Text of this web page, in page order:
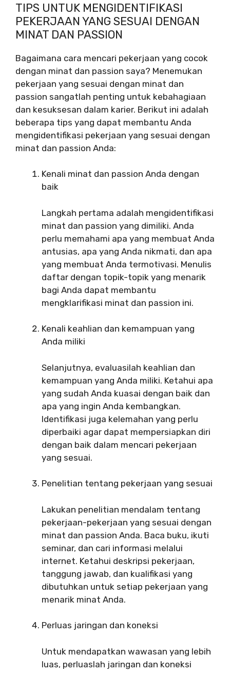
TIPS UNTUK MENGIDENTIFIKASI
PEKERJAAN YANG SESUAI DENGAN
MINAT DAN PASSION
Bagaimana cara mencari pekerjaan yang cocok
dengan minat dan passion saya? Menemukan
pekerjaan yang sesuai dengan minat dan
passion sangatlah penting untuk kebahagiaan
dan kesuksesan dalam karier. Berikut ini adalah
beberapa tips yang dapat membantu Anda
mengidentifikasi pekerjaan yang sesuai dengan
minat dan passion Anda:
Kenali minat dan passion Anda dengan
baik
Langkah pertama adalah mengidentifikasi
minat dan passion yang dimiliki. Anda
perlu memahami apa yang membuat Anda
antusias, apa yang Anda nikmati, dan apa
yang membuat Anda termotivasi. Menulis
daftar dengan topik-topik yang menarik
bagi Anda dapat membantu
mengklarifikasi minat dan passion ini.
Kenali keahlian dan kemampuan yang
Anda miliki
Selanjutnya, evaluasilah keahlian dan
kemampuan yang Anda miliki. Ketahui apa
yang sudah Anda kuasai dengan baik dan
apa yang ingin Anda kembangkan.
Identifikasi juga kelemahan yang perlu
diperbaiki agar dapat mempersiapkan diri
dengan baik dalam mencari pekerjaan
yang sesuai.
Penelitian tentang pekerjaan yang sesuai
Lakukan penelitian mendalam tentang
pekerjaan-pekerjaan yang sesuai dengan
minat dan passion Anda. Baca buku, ikuti
seminar, dan cari informasi melalui
internet. Ketahui deskripsi pekerjaan,
tanggung jawab, dan kualifikasi yang
dibutuhkan untuk setiap pekerjaan yang
menarik minat Anda.
Perluas jaringan dan koneksi
Untuk mendapatkan wawasan yang lebih
luas, perluaslah jaringan dan koneksi